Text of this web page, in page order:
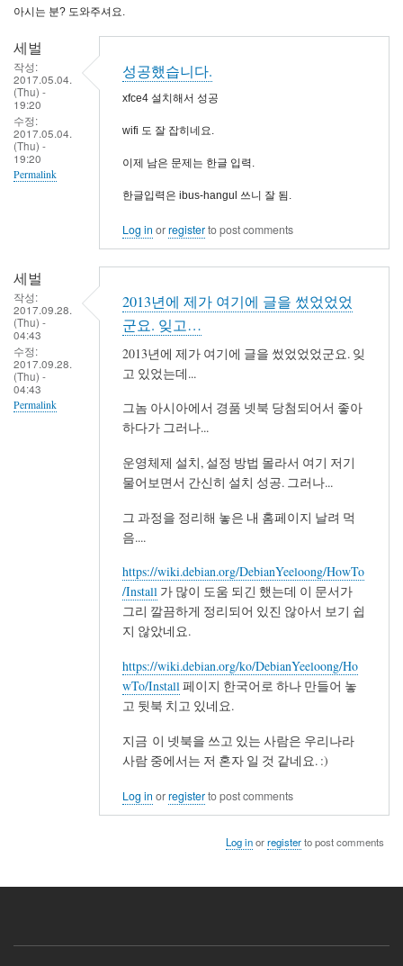
아시는 분? 도와주셔요.
세벌
작성:
2017.05.04.
(Thu) -
19:20
수정:
2017.05.04.
(Thu) -
19:20
Permalink
성공했습니다.
xfce4 설치해서 성공
wifi 도 잘 잡히네요.
이제 남은 문제는 한글 입력.
한글입력은 ibus-hangul 쓰니 잘 됨.
Log in orregisterto post comments
세벌
작성:
2017.09.28.
(Thu) -
04:43
수정:
2017.09.28.
(Thu) -
04:43
Permalink
2013년에 제가 여기에 글을 썼었었었
군요. 잊고…
2013년에 제가 여기에 글을 썼었었었군요. 잊
고 있었는데...
그놈 아시아에서 경품 넷북 당첨되어서 좋아
하다가 그러나...
운영체제 설치, 설정 방법 몰라서 여기 저기
물어보면서 간신히 설치 성공. 그러나...
그 과정을 정리해 놓은 내 홈페이지 날려 먹
음....
https://wiki.debian.org/DebianYeeloong/HowTo
/Install 가 많이 도움 되긴 했는데 이 문서가
그리 깔끔하게 정리되어 있진 않아서 보기 쉽
지 않았네요.
https://wiki.debian.org/ko/DebianYeeloong/Ho
wTo/Install페이지 한국어로 하나 만들어 놓
고 뒷북 치고 있네요.
지금 이 넷북을 쓰고 있는 사람은 우리나라
사람 중에서는 저 혼자 일 것 같네요. :)
Log in orregisterto post comments
Log inorregisterto post comments